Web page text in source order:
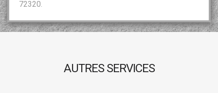
72320.
AUTRES SERVICES